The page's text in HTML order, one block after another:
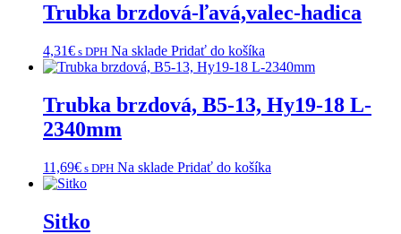
Trubka brzdová-ľavá,valec-hadica
4,31€ s DPH Na sklade Pridať do košíka
Trubka brzdová, B5-13, Hy19-18 L-
2340mm
11,69€ s DPH Na sklade Pridať do košíka
Sitko